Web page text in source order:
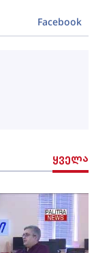
ყველა
Facebook